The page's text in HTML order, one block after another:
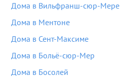
Дома в Вильфранш-сюр-Мере
Дома в Ментоне
Дома в Сент-Максиме
Дома в Больё-сюр-Мер
Дома в Босолей